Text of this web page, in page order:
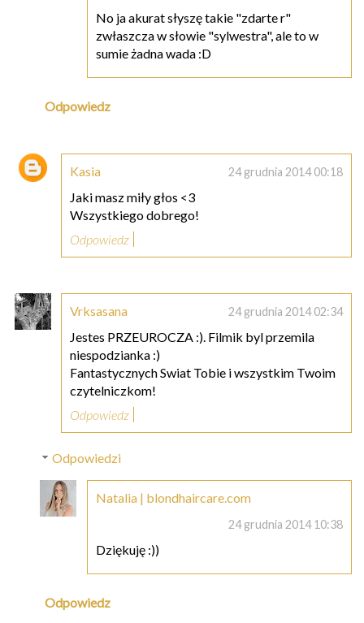
No ja akurat słyszę takie "zdarte r"
zwłaszcza w słowie "sylwestra", ale to w
sumie żadna wada :D
Odpowiedz
Kasia 24 grudnia 2014 00:18
Jaki masz miły głos <3
Wszystkiego dobrego!
Odpowiedz
Vrksasana 24 grudnia 2014 02:34
Jestes PRZEUROCZA :). Filmik byl przemila
niespodzianka :)
Fantastycznych Swiat Tobie i wszystkim Twoim
czytelniczkom!
Odpowiedz
Odpowiedzi
Natalia | blondhaircare.com
24 grudnia 2014 10:38
Dziękuję :))
Odpowiedz